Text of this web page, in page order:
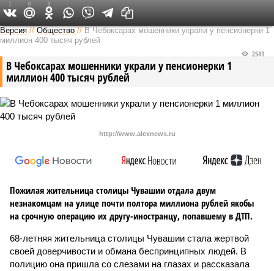
Версия в Чувашии
Версия //Общество //В Чебоксарах мошенники украли у пенсионерки 1
миллион 400 тысяч рублей
В Чебоксарах мошенники украли у пенсионерки 1
миллион 400 тысяч рублей
2541
http://www.alexnews.ru
Пожилая жительница столицы Чувашии отдала двум
незнакомцам на улице почти полтора миллиона рублей якобы
на срочную операцию их другу-иностранцу, попавшему в ДТП.
68-летняя жительница столицы Чувашии стала жертвой
своей доверчивости и обмана беспринципных людей. В
полицию она пришла со слезами на глазах и рассказала
1 0 0